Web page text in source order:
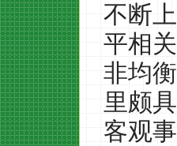
不断
平相
非均
里颇
客观